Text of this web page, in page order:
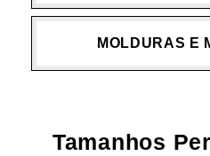
MOLDURAS E
Tamanhos